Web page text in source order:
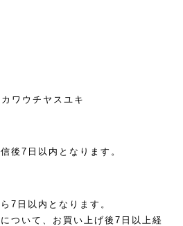
ワウチヤスユキ
後7日以内となります。
7日以内となります。
ついて、お買い上げ後7日以上経